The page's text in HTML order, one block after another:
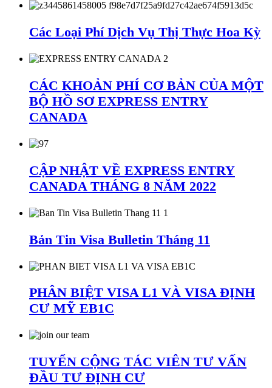
Các Loại Phí Dịch Vụ Thị Thực Hoa Kỳ
CÁC KHOẢN PHÍ CƠ BẢN CỦA MỘT
BỘ HỒ SƠ EXPRESS ENTRY
CANADA
CẬP NHẬT VỀ EXPRESS ENTRY
CANADA THÁNG 8 NĂM 2022
Bản Tin Visa Bulletin Tháng 11
PHÂN BIỆT VISA L1 VÀ VISA ĐỊNH
CƯ MỸ EB1C
TUYỂN CỘNG TÁC VIÊN TƯ VẤN
ĐẦU TƯ ĐỊNH CƯ